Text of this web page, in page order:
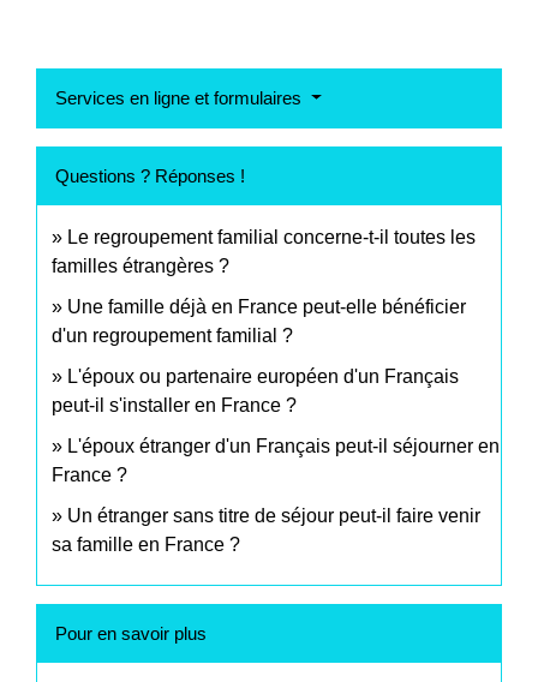
Services en ligne et formulaires
Questions ? Réponses !
Le regroupement familial concerne-t-il toutes les
familles étrangères ?
Une famille déjà en France peut-elle bénéficier
d'un regroupement familial ?
L'époux ou partenaire européen d'un Français
peut-il s'installer en France ?
L'époux étranger d'un Français peut-il séjourner en
France ?
Un étranger sans titre de séjour peut-il faire venir
sa famille en France ?
Pour en savoir plus